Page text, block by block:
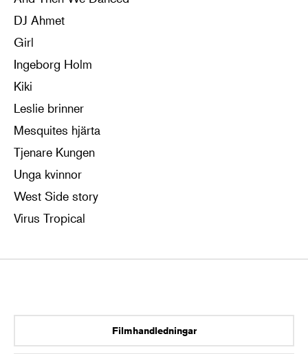
DJ Ahmet
Girl
Ingeborg Holm
Kiki
Leslie brinner
Mesquites hjärta
Tjenare Kungen
Unga kvinnor
West Side story
Virus Tropical
Filmhandledningar